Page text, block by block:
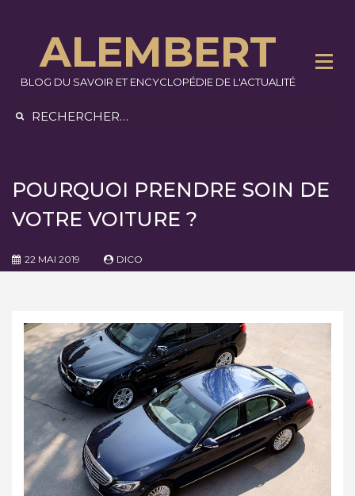
ALEMBERT
BLOG DU SAVOIR ET ENCYCLOPÉDIE DE L'ACTUALITÉ
POURQUOI PRENDRE SOIN DE
VOTRE VOITURE ?
22 MAI 2019 DICO